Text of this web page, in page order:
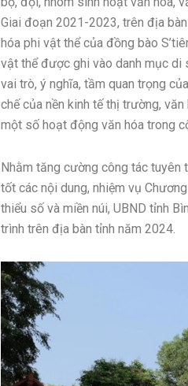
Giai đoạn 2021-2023, trên địa
hóa phi vật thể của đồng bào
vật thể được ghi vào danh mục di
vai trò, ý nghĩa, tầm quan trọng
chế của nền kinh tế thị trường,
một số hoạt động văn hóa trong
Nhằm tăng cường công tác tuyên
tốt các nội dung, nhiệm vụ
thiểu số và miền núi, UBND tỉnh
trình trên địa bàn tỉnh năm 2024.